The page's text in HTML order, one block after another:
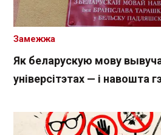
Як беларускую мову
універсітэтах — і навошта
Замежжа